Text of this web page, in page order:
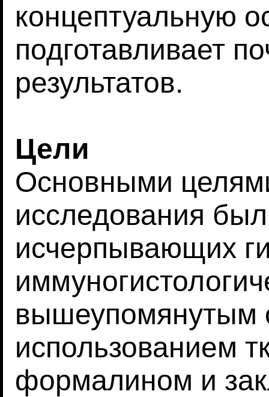
концептуальную
подготавливает
результатов.
Цели
Основными
исследования
исчерпывающих
вышеупомянутым
использованием
формалином и